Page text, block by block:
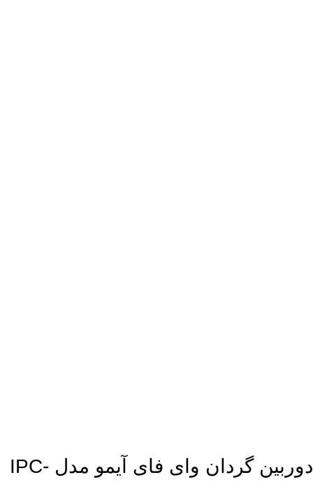
دوربین گردان وای فای آیمو مدل IPC-